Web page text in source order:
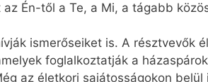
Én-től a Te, a Mi, a tágabb
ismerőseiket is. A résztvevők
foglalkoztatják a
az életkori sajátosságokon